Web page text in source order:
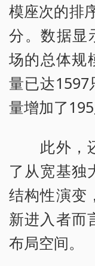
模座次的排
分。数据显
场的总体规
量已达1597
量增加了195
此外，还
了从宽基独
结构性演变
新进入者而
布局空间。